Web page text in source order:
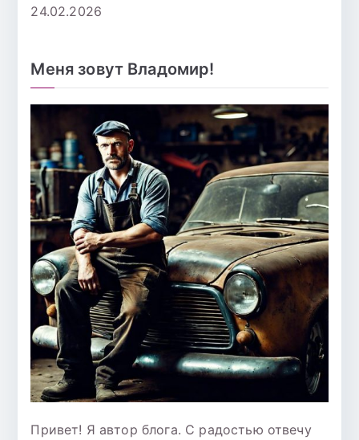
24.02.2026
Меня зовут Владомир!
Привет! Я автор блога. С радостью отвечу